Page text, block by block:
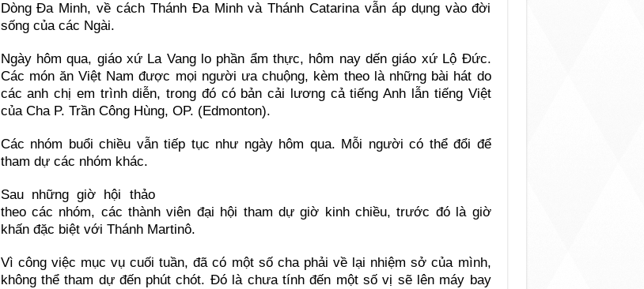
Dòng Đa Minh, về cách Thánh Đa Minh và Thánh Catarina vẫn áp dụng vào đời
sống của các Ngài.
Ngày hôm qua, giáo xứ La Vang lo phần ẩm thực, hôm nay dến giáo xứ Lộ Đức.
Các món ăn Việt Nam được mọi người ưa chuộng, kèm theo là những bài hát do
các anh chị em trình diễn, trong đó có bản cải lương cả tiếng Anh lẫn tiếng Việt
của Cha P. Trần Công Hùng, OP. (Edmonton).
Các nhóm buổi chiều vẫn tiếp tục như ngày hôm qua. Mỗi người có thể đổi để
tham dự các nhóm khác.
Sau những giờ hội thảo
theo các nhóm, các thành viên đại hội tham dự giờ kinh chiều, trước đó là giờ
khấn đặc biệt với Thánh Martinô.
Vì công việc mục vụ cuối tuần, đã có một số cha phải về lại nhiệm sở của mình,
không thể tham dự đến phút chót. Đó là chưa tính đến một số vị sẽ lên máy bay